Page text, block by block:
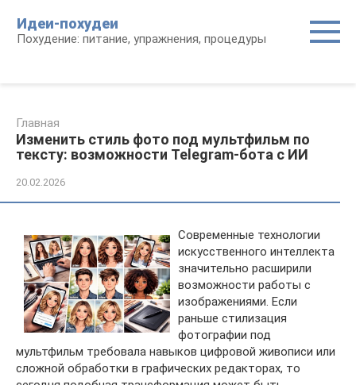
контенту
Идеи-похудеи
Похудение: питание, упражнения, процедуры
Главная
Изменить стиль фото под мультфильм по
тексту: возможности Telegram-бота с ИИ
20.02.2026
Современные технологии
искусственного интеллекта
значительно расширили
возможности работы с
изображениями. Если
раньше стилизация
фотографии под
мультфильм требовала навыков цифровой живописи или
сложной обработки в графических редакторах, то